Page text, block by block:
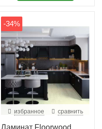
-34%
избранное сравнить
Ламинат Floorwood